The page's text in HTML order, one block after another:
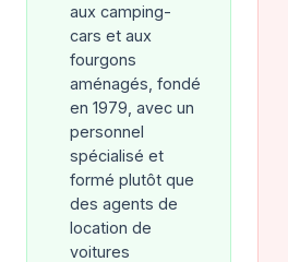
aux camping-
cars et aux
fourgons
aménagés, fondé
en 1979, avec un
personnel
spécialisé et
formé plutôt que
des agents de
location de
voitures